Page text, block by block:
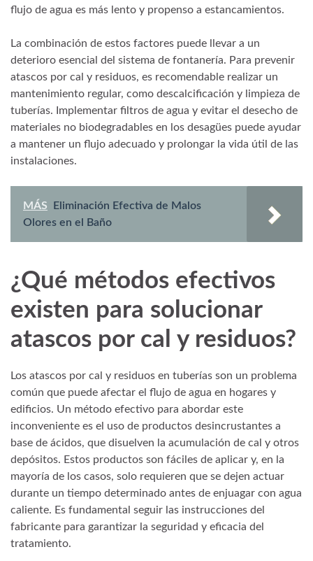
flujo de agua es más lento y propenso a estancamientos.
La combinación de estos factores puede llevar a un
deterioro esencial del sistema de fontanería. Para prevenir
atascos por cal y residuos, es recomendable realizar un
mantenimiento regular, como descalcificación y limpieza de
tuberías. Implementar filtros de agua y evitar el desecho de
materiales no biodegradables en los desagües puede ayudar
a mantener un flujo adecuado y prolongar la vida útil de las
instalaciones.
MÁS
Eliminación Efectiva de Malos
Olores en el Baño
¿Qué métodos efectivos
existen para solucionar
atascos por cal y residuos?
Los atascos por cal y residuos en tuberías son un problema
común que puede afectar el flujo de agua en hogares y
edificios. Un método efectivo para abordar este
inconveniente es el uso de productos desincrustantes a
base de ácidos, que disuelven la acumulación de cal y otros
depósitos. Estos productos son fáciles de aplicar y, en la
mayoría de los casos, solo requieren que se dejen actuar
durante un tiempo determinado antes de enjuagar con agua
caliente. Es fundamental seguir las instrucciones del
fabricante para garantizar la seguridad y eficacia del
tratamiento.